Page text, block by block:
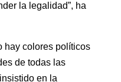
la legalidad”, ha
hay colores políticos
de todas las
en la